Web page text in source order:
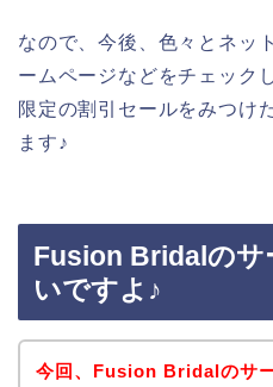
なので、今後、色々とネッ
ームページなどをチェック
限定の割引セールをみつけ
ます♪
Fusion Bridalのサ
いですよ♪
今回、Fusion Bridalのサ